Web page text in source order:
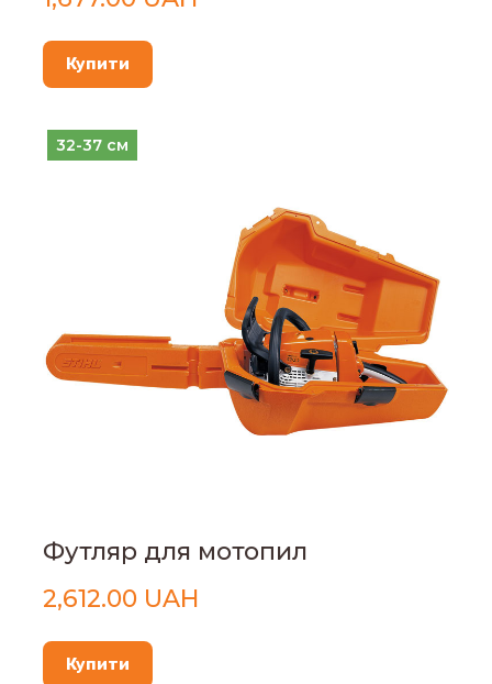
Купити
32-37 см
Футляр для мотопил
2,612.00 UAH
Купити